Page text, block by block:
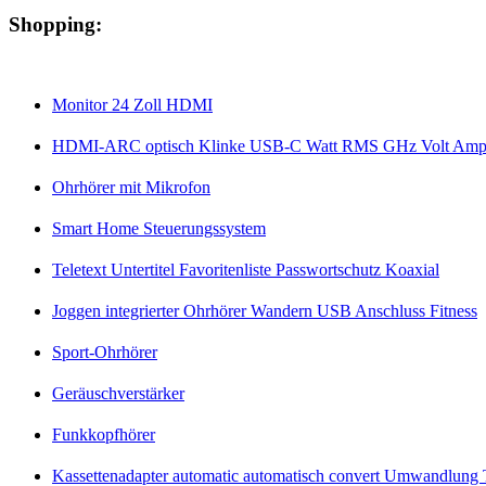
Shopping:
Monitor 24 Zoll HDMI
HDMI-ARC optisch Klinke USB-C Watt RMS GHz Volt
Ohrhörer mit Mikrofon
Smart Home Steuerungssystem
Teletext Untertitel Favoritenliste Passwortschutz Koaxial
Joggen integrierter Ohrhörer Wandern USB Anschluss Fitness
Sport-Ohrhörer
Geräuschverstärker
Funkkopfhörer
Kassettenadapter automatic automatisch convert